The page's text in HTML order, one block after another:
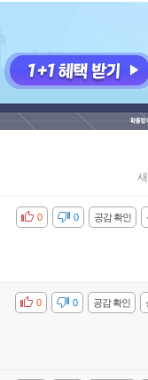
공감 확인
비공감 0
0
공감 확인
비공감 0
0